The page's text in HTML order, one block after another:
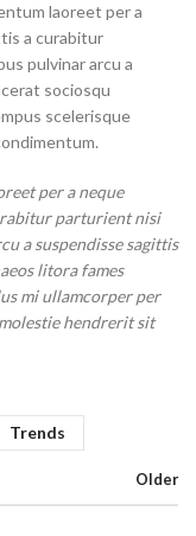
laoreet per a
a curabitur
pulvinar arcu a
sociosqu
scelerisque
per a neque
parturient nisi
a suspendisse sagittis
litora fames
mi ullamcorper per
hendrerit sit
Trends
Older